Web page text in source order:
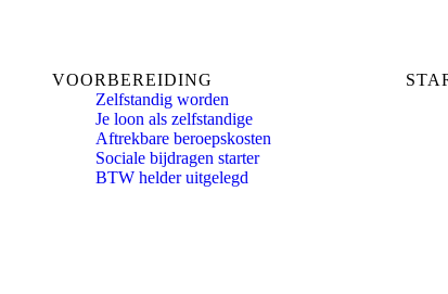
VOORBEREIDING
Zelfstandig worden
Je loon als zelfstandige
Aftrekbare beroepskosten
Sociale bijdragen starter
BTW helder uitgelegd